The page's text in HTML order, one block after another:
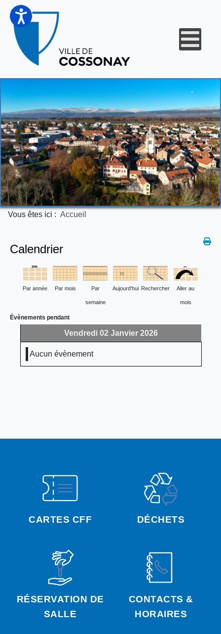
Vous êtes ici : Accueil
CARTES CFF DÉCHETS
RÉSERVATION DE
SALLE
CONTACTS &
HORAIRES
Calendrier
Par année Par mois Par
semaine
Aujourd'hui Rechercher Aller au
mois
Évènements pendant
Vendredi 02 Janvier 2026
Aucun évènement